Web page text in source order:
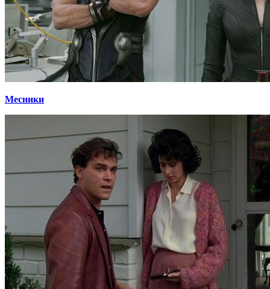
Месники